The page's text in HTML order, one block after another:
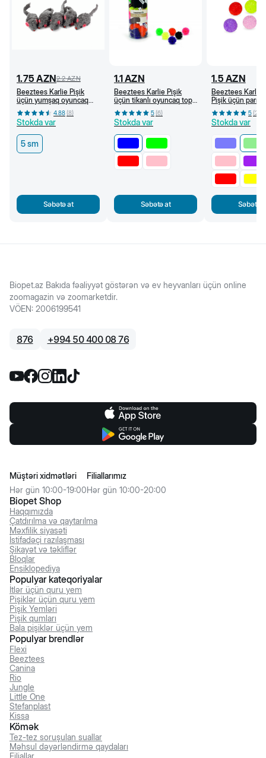
1.75 AZN2.2 AZN
Beeztees Karlie Pişik
üçün yumşaq oyuncaq
siçan, boz 5 sm
4.88(8)
Stokda var
5 sm
Səbətə at
1.1AZN
Beeztees Karlie Pişik
üçün tikanlı oyuncaq top,
3,5 sm (Göy)5(6)
Stokda var
Səbətə at
1.5 AZN
Beeztees Karlie
Pişik üçün
oyuncaq top,
(Açıq yaşıl) 5(2
Stokda var
Səbətə
Biopet.az Bakıda fəaliyyət göstərən və ev heyvanları üçün online
zoomagazin və zoomarketdir.
VÖEN: 2006199541
876 +994 50 400 08 76
Biopet Shop
Haqqımızda
Çatdırılma və qaytarılma
Məxfilik siyasəti
İstifadəçi razılaşması
Şikayət və təkliflər
Bloqlar
Ensiklopediya
Müştəri xidmətləri
Hər gün 10:00-19:00
Filiallarımız
Hər gün 10:00-20:00
Populyar kateqoriyalar
İtlər üçün quru yem
Pişiklər üçün quru yem
Pişik Yemləri
Pişik qumları
Bala pişiklər üçün yem
Populyar brendlər
Flexi
Beeztees
Canina
Rio
Jungle
Little One
Stefanplast
Kissa
Kömək
Tez-tez soruşulan suallar
Məhsul dəyərləndirmə qaydaları
Filiallar